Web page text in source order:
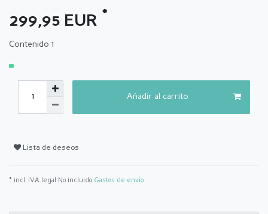
299,95 EUR *
Contenido 1
Añadir al carrito
Lista de deseos
* incl. IVA legal No incluido Gastos de envío